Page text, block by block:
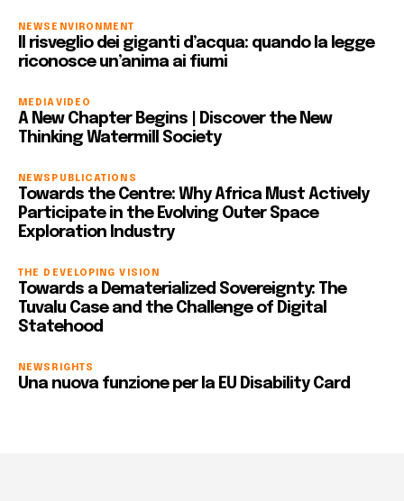
NEWS ENVIRONMENT
Il risveglio dei giganti d’acqua: quando la legge
riconosce un’anima ai fiumi
MEDIAVIDEO
A New Chapter Begins | Discover the New
Thinking Watermill Society
NEWS PUBLICATIONS
Towards the Centre: Why Africa Must Actively
Participate in the Evolving Outer Space
Exploration Industry
THE DEVELOPING VISION
Towards a Dematerialized Sovereignty: The
Tuvalu Case and the Challenge of Digital
Statehood
NEWS RIGHTS
Una nuova funzione per la EU Disability Card